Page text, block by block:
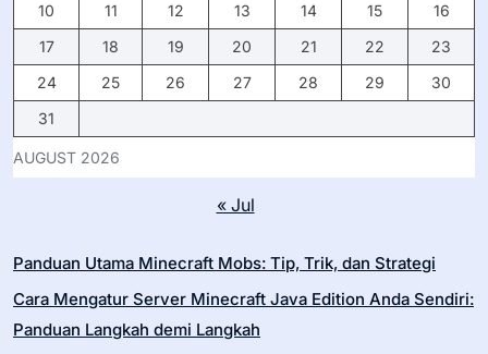
AUGUST 2026
10
11 12 13 14 15
16
17
18 19 20 21 22
23
24
25 26 27 28 29
30
31
« Jul
Panduan Utama Minecraft Mobs: Tip, Trik, dan Strategi
Cara Mengatur Server Minecraft Java Edition Anda Sendiri:
Panduan Langkah demi Langkah